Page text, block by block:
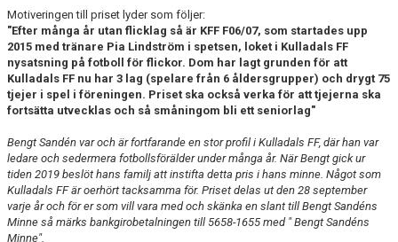
Motiveringen till priset lyder som följer:
"Efter många år utan flicklag så är KFF F06/07, som startades upp
2015 med tränare Pia Lindström i spetsen, loket i Kulladals FF
nysatsning på fotboll för flickor. Dom har lagt grunden för att
Kulladals FF nu har 3 lag (spelare från 6 åldersgrupper) och drygt 75
tjejer i spel i föreningen. Priset ska också verka för att tjejerna ska
fortsätta utvecklas och så småningom bli ett seniorlag"
Bengt Sandén var och är fortfarande en stor profil i Kulladals FF, där han var
ledare och sedermera fotbollsförälder under många år. När Bengt gick ur
tiden 2019 beslöt hans familj att instifta detta pris i hans minne. Något som
Kulladals FF är oerhört tacksamma för. Priset delas ut den 28 september
varje år och för er som vill vara med och skänka en slant till Bengt Sandéns
Minne så märks bankgirobetalningen till 5658-1655 med " Bengt Sandéns
Minne".